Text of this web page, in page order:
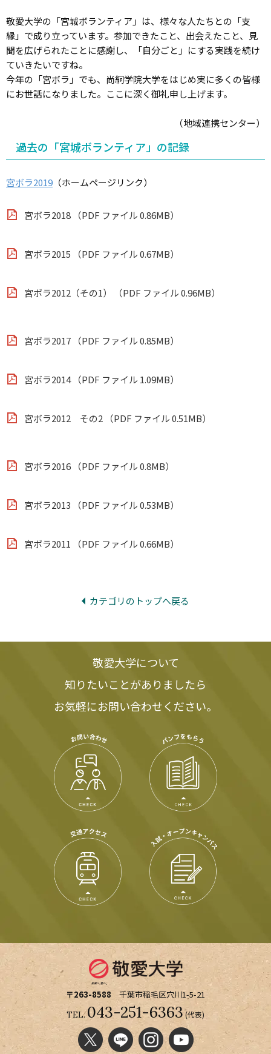
敬愛大学の「宮城ボランティア」は、様々な人たちとの「支
縁」で成り立っています。参加できたこと、出会えたこと、見
聞を広げられたことに感謝し、「自分ごと」にする実践を続け
ていきたいですね。
今年の「宮ボラ」でも、尚絅学院大学をはじめ実に多くの皆様
にお世話になりました。ここに深く御礼申し上げます。
（地域連携センター）
過去の「宮城ボランティア」の記録
宮ボラ2019 （ホームページリンク）
宮ボラ2018 （PDF ファイル 0.86MB）
宮ボラ2015 （PDF ファイル 0.67MB）
宮ボラ2012（その1） （PDF ファイル 0.96MB）
宮ボラ2017 （PDF ファイル 0.85MB）
宮ボラ2014 （PDF ファイル 1.09MB）
宮ボラ2012 その2 （PDF ファイル 0.51MB）
宮ボラ2016 （PDF ファイル 0.8MB）
宮ボラ2013 （PDF ファイル 0.53MB）
宮ボラ2011 （PDF ファイル 0.66MB）
カテゴリのトップへ戻る
敬愛大学について
知りたいことがありましたら
お気軽にお問い合わせください。
〒263-8588 千葉市稲毛区穴川1-5-21
TEL. 043-251-6363 (代表)